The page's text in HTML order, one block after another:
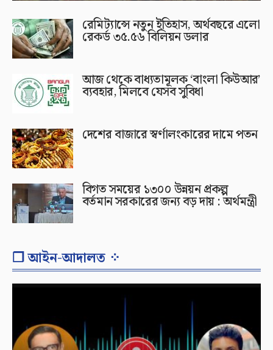
রেমিট্যান্সে নতুন ইতিহাস, অর্থবছরে এলো
রেকর্ড ৩৫.৫৬ বিলিয়ন ডলার
আজ থেকে বাধ্যতামূলক ‘বাংলা কিউআর’
ব্যবহার, মিলবে যেসব সুবিধা
দেশের বাজারে স্বর্ণালংকারের দামে পতন
বিগত সময়ের ১৩০০ উন্নয়ন প্রকল্প
বর্তমান সরকারের জন্য বড় দায় : অর্থমন্ত্রী
❐ আইন-আদালত ⁘